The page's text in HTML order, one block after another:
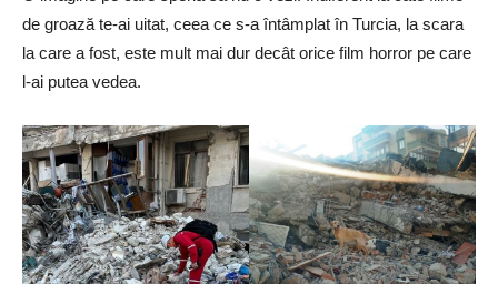
de groază te-ai uitat, ceea ce s-a întâmplat în Turcia, la scara
la care a fost, este mult mai dur decât orice film horror pe care
l-ai putea vedea.